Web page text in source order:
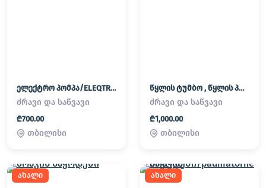
ელექტრო პომპა/ELEQTRO POMPA
ძრავი და საწვავი
₾700.00
თბილისი
წყლის ტუმბო , წყლის პომპა
ძრავი და საწვავი
₾1,000.00
თბილისი
ახალი ახალი